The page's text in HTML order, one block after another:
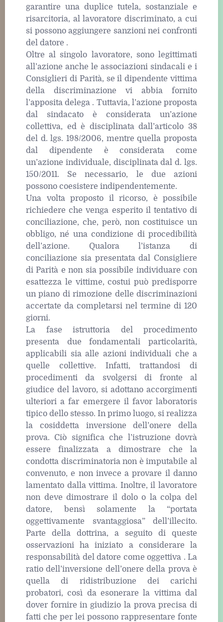
garantire una duplice tutela, sostanziale e
risarcitoria, al lavoratore discriminato, a cui
si possono aggiungere sanzioni nei confronti
del datore .
Oltre al singolo lavoratore, sono legittimati
all’azione anche le associazioni sindacali e i
Consiglieri di Parità, se il dipendente vittima
della discriminazione vi abbia fornito
l’apposita delega . Tuttavia, l’azione proposta
dal sindacato è considerata un’azione
collettiva, ed è disciplinata dall’articolo 38
del d. lgs. 198/2006, mentre quella proposta
dal dipendente è considerata come
un’azione individuale, disciplinata dal d. lgs.
150/2011. Se necessario, le due azioni
possono coesistere indipendentemente.
Una volta proposto il ricorso, è possibile
richiedere che venga esperito il tentativo di
conciliazione, che, però, non costituisce un
obbligo, né una condizione di procedibilità
dell’azione. Qualora l’istanza di
conciliazione sia presentata dal Consigliere
di Parità e non sia possibile individuare con
esattezza le vittime, costui può predisporre
un piano di rimozione delle discriminazioni
accertate da completarsi nel termine di 120
giorni.
La fase istruttoria del procedimento
presenta due fondamentali particolarità,
applicabili sia alle azioni individuali che a
quelle collettive. Infatti, trattandosi di
procedimenti da svolgersi di fronte al
giudice del lavoro, si adottano accorgimenti
ulteriori a far emergere il favor laboratoris
tipico dello stesso. In primo luogo, si realizza
la cosiddetta inversione dell’onere della
prova. Ciò significa che l’istruzione dovrà
essere finalizzata a dimostrare che la
condotta discriminatoria non è imputabile al
convenuto, e non invece a provare il danno
lamentato dalla vittima. Inoltre, il lavoratore
non deve dimostrare il dolo o la colpa del
datore, bensì solamente la “portata
oggettivamente svantaggiosa” dell’illecito.
Parte della dottrina, a seguito di queste
osservazioni ha iniziato a considerare la
responsabilità del datore come oggettiva . La
ratio dell’inversione dell’onere della prova è
quella di ridistribuzione dei carichi
probatori, così da esonerare la vittima dal
dover fornire in giudizio la prova precisa di
fatti che per lei possono rappresentare fonte